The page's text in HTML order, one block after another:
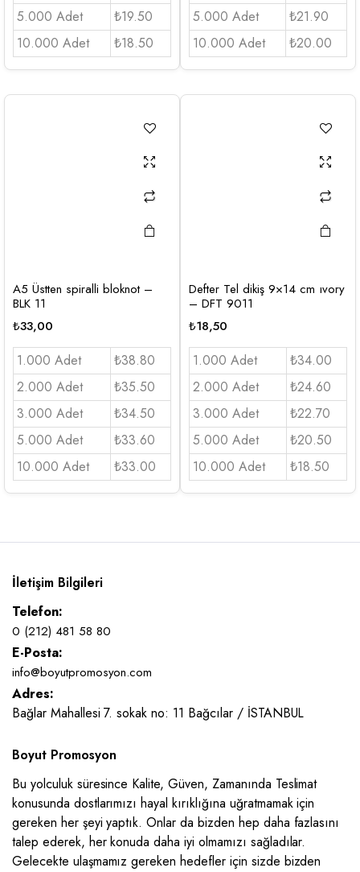
5.000 Adet
₺19.50
10.000 Adet
₺18.50
5.000 Adet
₺21.90
10.000 Adet
₺20.00
A5 Üstten spiralli bloknot –
BLK 11
₺33,00
1.000 Adet
₺38.80
2.000 Adet
₺35.50
3.000 Adet
₺34.50
5.000 Adet
₺33.60
10.000 Adet
₺33.00
Defter Tel dikiş 9×14 cm ıvory
– DFT 9011
₺18,50
1.000 Adet
₺34.00
2.000 Adet
₺24.60
3.000 Adet
₺22.70
5.000 Adet
₺20.50
10.000 Adet
₺18.50
İletişim Bilgileri
Telefon:
0 (212) 481 58 80
E-Posta:
info@boyutpromosyon.com
Adres:
Bağlar Mahallesi 7. sokak no: 11 Bağcılar / İSTANBUL
Boyut Promosyon
Bu yolculuk süresince Kalite, Güven, Zamanında Teslimat
konusunda dostlarımızı hayal kırıklığına uğratmamak için
gereken her şeyi yaptık. Onlar da bizden hep daha fazlasını
talep ederek, her konuda daha iyi olmamızı sağladılar.
Gelecekte ulaşmamız gereken hedefler için sizde bizden